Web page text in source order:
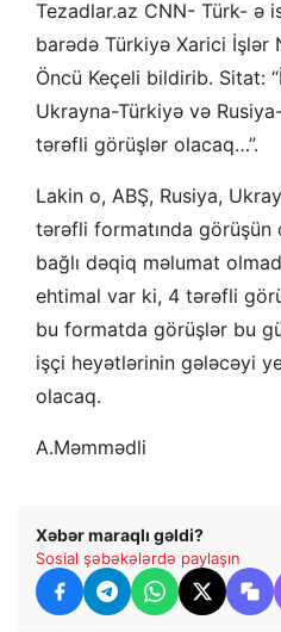
Tezadlar.az CNN- Türk- ə
barədə Türkiyə Xarici İşlər
Öncü Keçeli bildirib. Sitat:
Ukrayna-Türkiyə və
tərəfli görüşlər olacaq…”.
Lakin o, ABŞ, Rusiya,
tərəfli formatında görüşün
bağlı dəqiq məlumat
ehtimal var ki, 4 tərəfli
bu formatda görüşlər bu
işçi heyətlərinin gələcəyi
olacaq.
A.Məmmədli
Xəbər maraqlı gəldi?
Sosial şəbəkələrdə paylaşın